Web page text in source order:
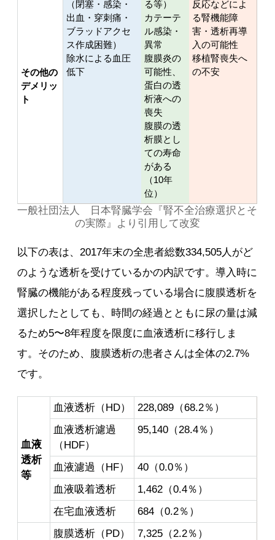
その他の
デメリッ
ト
（閉塞・感染・
出血・穿刺痛・
ブラッドアクセ
ス作成困難）
除水による血圧
低下
る等）
カテーテ
ル感染・
異常
腹膜炎の
可能性、
蛋白の透
析液への
喪失
腹膜の透
析膜とし
ての寿命
がある
（10年
位）
反応などによ
る腎機能障
害・透析再導
入の可能性
移植腎喪失へ
の不安
一般社団法人 日本腎臓学会『腎不全治療選択とそ
の実際』より引用して改変
以下の表は、2017年末の全患者総数334,505人がど
のような透析を受けているかの内訳です。導入時に
腎臓の機能がある程度残っている場合に腹膜透析を
選択したとしても、時間の経過とともに尿の量は減
るため5〜8年程度を限度に血液透析に移行しま
す。そのため、腹膜透析の患者さんは全体の2.7%
です。
血液
透析
等
血液透析（HD）
228,089（68.2％）
血液透析濾過
（HDF）
95,140（28.4％）
血液濾過（HF）
40（0.0％）
血液吸着透析
1,462（0.4％）
在宅血液透析
684（0.2％）
腹膜透析（PD）
7,325（2.2％）